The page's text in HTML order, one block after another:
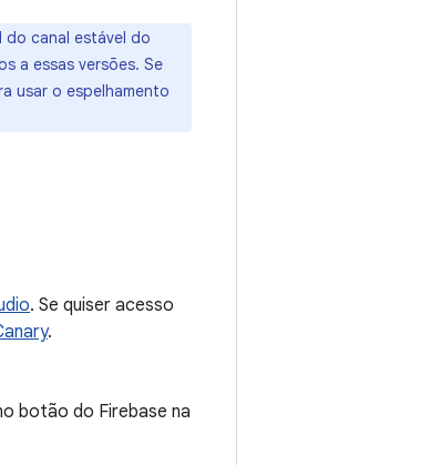
do canal estável do
a essas versões. Se
usar o espelhamento
. Se quiser acesso
.
botão do Firebase na